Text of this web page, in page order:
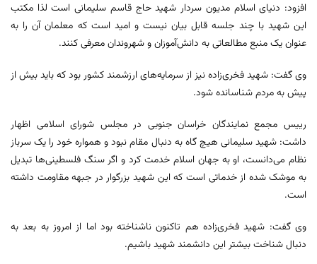
افزود: دنیای اسلام مدیون سردار شهید حاج قاسم سلیمانی است لذا مکتب
این شهید با چند جلسه قابل بیان نیست و امید است که معلمان آن را به
عنوان یک منبع مطالعاتی به دانش‌آموزان و شهروندان معرفی کنند.
وی گفت: شهید فخری‌زاده نیز از سرمایه‌های ارزشمند کشور بود که باید بیش از
پیش به مردم شناسانده شود.
رییس مجمع نمایندگان خراسان جنوبی در مجلس شورای اسلامی اظهار
داشت: شهید سلیمانی هیچ گاه به دنبال مقام نبود و همواره خود را یک سرباز
نظام می‌دانست، او به جهان اسلام خدمت کرد و اگر سنگ فلسطینی‌ها تبدیل
به موشک شده از خدماتی است که این شهید بزرگوار در جبهه مقاومت داشته
است.
وی گفت: شهید فخری‌زاده هم تاکنون ناشناخته بود اما از امروز به بعد به
دنبال شناخت بیشتر این دانشمند شهید باشیم.